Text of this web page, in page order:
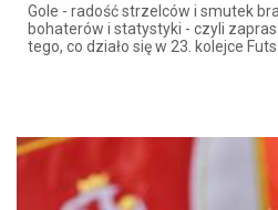
Gole - radość strzelców i smutek
bohaterów i statystyki - czyli
tego, co działo się w 23. kolejce